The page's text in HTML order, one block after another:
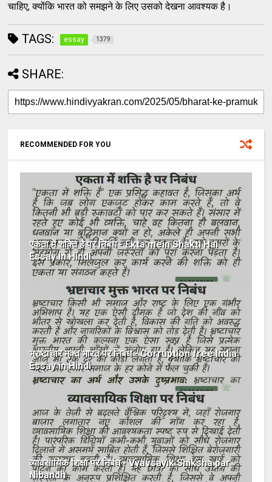
चाहिए, क्योंकि भारत को समझने के लिए उसको देखना आवश्यक है।
TAGS: essay 1379
SHARE:
RECOMMENDED FOR YOU
एकता में शक्ति है पर निबंध - Ekta mein Shakti Hai
Essay in Hindi
भ्रष्टाचार मुक्त भारत पर निबंध - Corruption free India
Essay in Hindi
व्यावसायिक शिक्षा पर निबंध - Vyavsayik Shiksha par
Nibandh